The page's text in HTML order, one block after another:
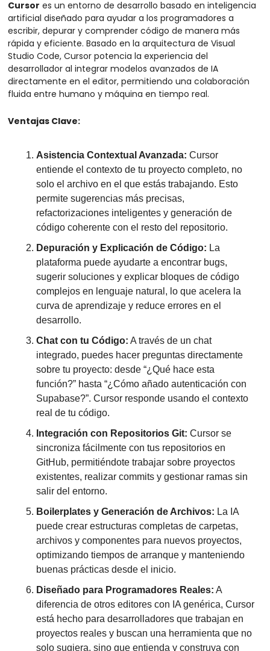
Cursor es un entorno de desarrollo basado en inteligencia
artificial diseñado para ayudar a los programadores a
escribir, depurar y comprender código de manera más
rápida y eficiente. Basado en la arquitectura de Visual
Studio Code, Cursor potencia la experiencia del
desarrollador al integrar modelos avanzados de IA
directamente en el editor, permitiendo una colaboración
fluida entre humano y máquina en tiempo real.
Ventajas Clave:
Asistencia Contextual Avanzada: Cursor
entiende el contexto de tu proyecto completo, no
solo el archivo en el que estás trabajando. Esto
permite sugerencias más precisas,
refactorizaciones inteligentes y generación de
código coherente con el resto del repositorio.
Depuración y Explicación de Código: La
plataforma puede ayudarte a encontrar bugs,
sugerir soluciones y explicar bloques de código
complejos en lenguaje natural, lo que acelera la
curva de aprendizaje y reduce errores en el
desarrollo.
Chat con tu Código: A través de un chat
integrado, puedes hacer preguntas directamente
sobre tu proyecto: desde “¿Qué hace esta
función?” hasta “¿Cómo añado autenticación con
Supabase?”. Cursor responde usando el contexto
real de tu código.
Integración con Repositorios Git: Cursor se
sincroniza fácilmente con tus repositorios en
GitHub, permitiéndote trabajar sobre proyectos
existentes, realizar commits y gestionar ramas sin
salir del entorno.
Boilerplates y Generación de Archivos: La IA
puede crear estructuras completas de carpetas,
archivos y componentes para nuevos proyectos,
optimizando tiempos de arranque y manteniendo
buenas prácticas desde el inicio.
Diseñado para Programadores Reales: A
diferencia de otros editores con IA genérica, Cursor
está hecho para desarrolladores que trabajan en
proyectos reales y buscan una herramienta que no
solo sugiera, sino que entienda y construya con